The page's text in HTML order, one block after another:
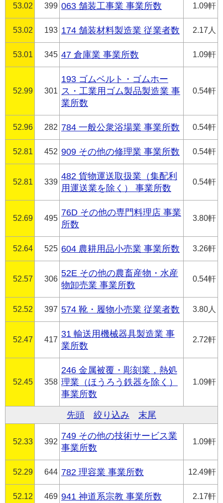
53.02 399 063 舗装工事業 事業所数 1.09軒
53.02 193 174 舗装材料製造業 従業者数 2.17人
53.01 345 47 倉庫業 事業所数 1.09軒
52.99 301
193 ゴムベルト・ゴムホー
ス・工業用ゴム製品製造業 事
業所数
0.54軒
52.96 282 784 一般公衆浴場業 事業所数 0.54軒
52.81 452 909 その他の修理業 事業所数 0.54軒
52.81 339
482 貨物運送取扱業（集配利
用運送業を除く） 事業所数
0.54軒
52.69 495
76D その他の専門料理店 事業
所数
3.80軒
52.64 525 604 農耕用品小売業 事業所数 3.26軒
52.57 306
52E その他の農畜産物・水産
物卸売業 事業所数
0.54軒
52.52 397 574 靴・履物小売業 従業者数 3.80人
52.47 417
31 輸送用機械器具製造業 事
業所数
2.72軒
52.45 358
246 金属被覆・彫刻業，熱処
理業（ほうろう鉄器を除く）
事業所数
1.09軒
先頭 絞り込み 末尾
52.33 392
749 その他の技術サービス業
事業所数
1.09軒
52.29 644 782 理容業 事業所数 12.49軒
52.12 469 941 神道系宗教 事業所数 2.17軒